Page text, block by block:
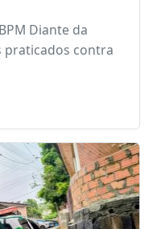
Diante da
praticados contra